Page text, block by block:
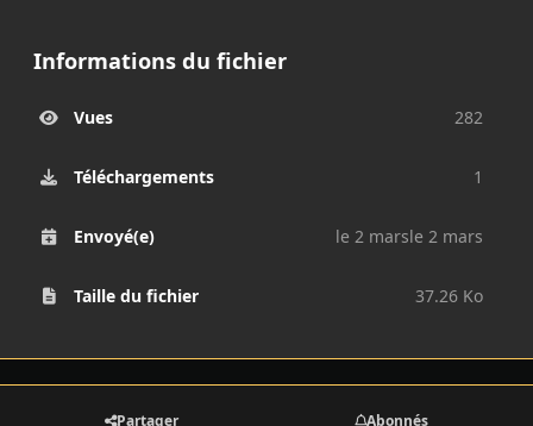
Informations du fichier
Vues 282
Téléchargements 1
Envoyé(e) le 2 marsle 2 mars
Taille du fichier 37.26 Ko
Partager Abonnés